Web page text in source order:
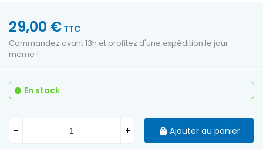
29,00 € TTC
Commandez avant 13h et profitez d'une expédition le jour
même !
En stock
- + Ajouter au panier